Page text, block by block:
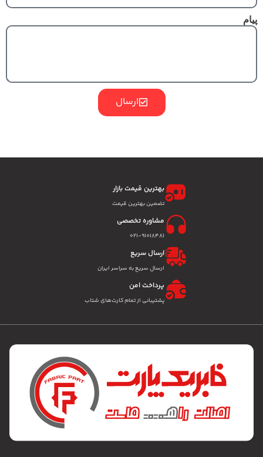
پیام
ارسال
بهترین قیمت بازار
تضمین بهترین قیمت
مشاوره تخصصی
۰۲۱-91018481
ارسال سریع
ارسال سریع به سراسر ایران
پرداخت امن
پشتیبانی از تمام کارت‌های شتاب